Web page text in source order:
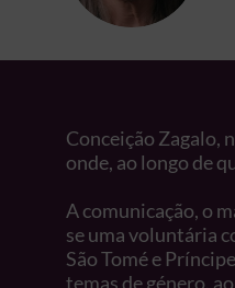
Conceição Zagalo,
onde, ao longo de
A comunicação, o
se uma voluntária
São Tomé e
temas de género,